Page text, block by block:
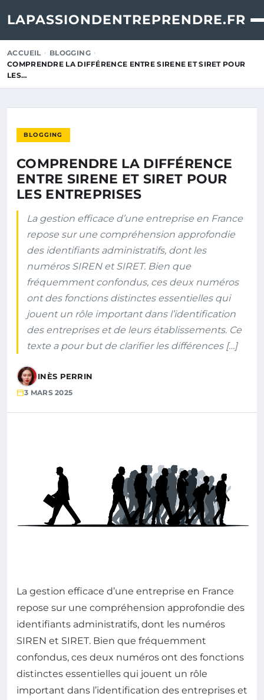
LAPASSIONDENTREPRENDRE.FR
ACCUEIL
BLOGGING
COMPRENDRE LA DIFFÉRENCE ENTRE SIRENE ET SIRET POUR
LES…
BLOGGING
COMPRENDRE LA DIFFÉRENCE
ENTRE SIRENE ET SIRET POUR
LES ENTREPRISES
La gestion efficace d’une entreprise en France
repose sur une compréhension approfondie
des identifiants administratifs, dont les
numéros SIREN et SIRET. Bien que
fréquemment confondus, ces deux numéros
ont des fonctions distinctes essentielles qui
jouent un rôle important dans l’identification
des entreprises et de leurs établissements. Ce
texte a pour but de clarifier les différences […]
INÈS PERRIN
3 MARS 2025
La gestion efficace d’une entreprise en France
repose sur une compréhension approfondie des
identifiants administratifs, dont les numéros
SIREN et SIRET. Bien que fréquemment
confondus, ces deux numéros ont des fonctions
distinctes essentielles qui jouent un rôle
important dans l’identification des entreprises et